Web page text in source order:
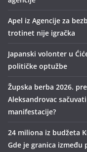
Apel iz Agencije za
trotinet nije igračka
Japanski volonter u
političke optužbe
Župska berba 2026.
Aleksandrovac
manifestacije?
24 miliona iz budžeta
Gde je granica